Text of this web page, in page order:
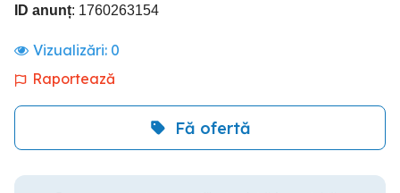
ID anunț: 1760263154
Vizualizări: 0
Raportează
Fă ofertă